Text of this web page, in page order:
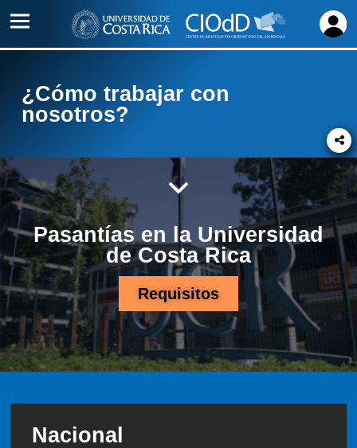
Acerca
de
Proyectos
Alianzas
Contacto
¿Cómo trabajar con
nosotros?
Pasantías en la Universidad
de Costa Rica
Requisitos
Nacional